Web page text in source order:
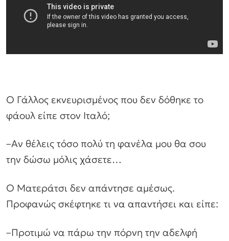
Ο Γάλλος εκνευρισμένος που δεν δόθηκε το
φάουλ είπε στον Ιταλό;
–Αν θέλεις τόσο πολύ τη φανέλα μου θα σου
την δώσω μόλις χάσετε…
Ο Ματεράτσι δεν απάντησε αμέσως.
Προφανώς σκέφτηκε τι να απαντήσει και είπε:
–Προτιμώ να πάρω την πόρνη την αδελφή